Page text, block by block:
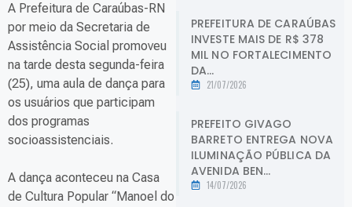
A Prefeitura de Caraúbas-RN
por meio da Secretaria de
Assistência Social promoveu
na tarde desta segunda-feira
(25), uma aula de dança para
os usuários que participam
dos programas
socioassistenciais.
A dança aconteceu na Casa
de Cultura Popular “Manoel do
PREFEITURA DE CARAÚBAS
INVESTE MAIS DE R$ 378
MIL NO FORTALECIMENTO
DA...
21/07/2026
PREFEITO GIVAGO
BARRETO ENTREGA NOVA
ILUMINAÇÃO PÚBLICA DA
AVENIDA BEN...
14/07/2026